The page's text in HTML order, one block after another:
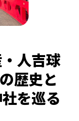
人吉球
歴史と
を巡る